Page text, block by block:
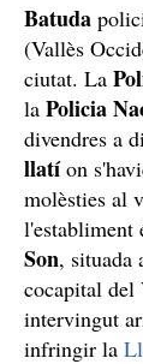
Batuda
(Vallès
ciutat. La
la Policia
divendres a
llatíon
molèsties al
l'establiment
Son, situada
cocapital del
intervingut
infringir la